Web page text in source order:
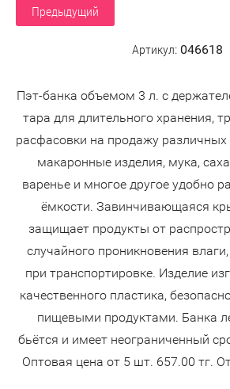
Предыдущий
Артикул:046618
Пэт-банка объемом 3 л. с
тара для длительного хранения,
расфасовки на продажу
макаронные изделия, мука,
варенье и многое другое удобно
ёмкости. Завинчивающаяся
защищает продукты от
случайного проникновения
при транспортировке. Изделие
качественного пластика,
пищевыми продуктами. Банка
бьётся и имеет неограниченный
Оптовая цена от 5 шт. 657.00 тг.